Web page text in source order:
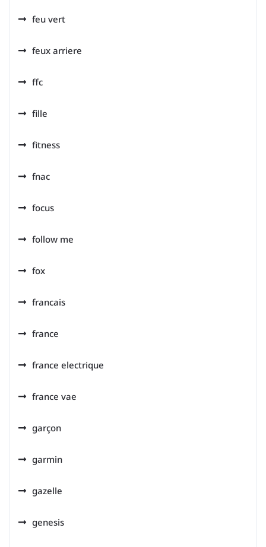
feu vert
feux arriere
ffc
fille
fitness
fnac
focus
follow me
fox
francais
france
france electrique
france vae
garçon
garmin
gazelle
genesis